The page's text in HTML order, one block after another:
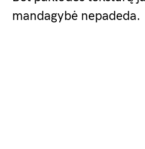
mandagybė nepadeda.